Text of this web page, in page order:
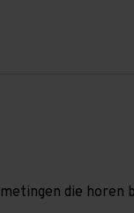
die horen